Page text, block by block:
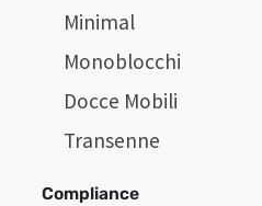
Minimal
Monoblocchi
Docce Mobili
Transenne
Compliance